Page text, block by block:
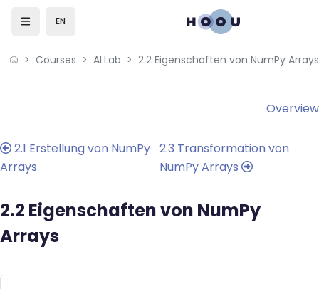
EN
Courses AI.Lab 2.2 Eigenschaften von NumPy Arrays
Overview
2.1 Erstellung von NumPy
Arrays
2.3 Transformation von
NumPy Arrays
2.2 Eigenschaften von NumPy
Arrays